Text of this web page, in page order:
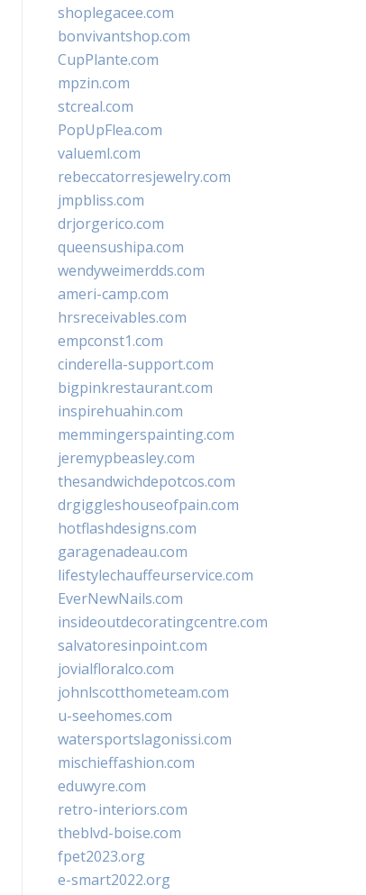
shoplegacee.com
bonvivantshop.com
CupPlante.com
mpzin.com
stcreal.com
PopUpFlea.com
valueml.com
rebeccatorresjewelry.com
jmpbliss.com
drjorgerico.com
queensushipa.com
wendyweimerdds.com
ameri-camp.com
hrsreceivables.com
empconst1.com
cinderella-support.com
bigpinkrestaurant.com
inspirehuahin.com
memmingerspainting.com
jeremypbeasley.com
thesandwichdepotcos.com
drgiggleshouseofpain.com
hotflashdesigns.com
garagenadeau.com
lifestylechauffeurservice.com
EverNewNails.com
insideoutdecoratingcentre.com
salvatoresinpoint.com
jovialfloralco.com
johnlscotthometeam.com
u-seehomes.com
watersportslagonissi.com
mischieffashion.com
eduwyre.com
retro-interiors.com
theblvd-boise.com
fpet2023.org
e-smart2022.org